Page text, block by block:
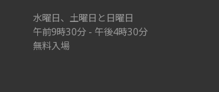
水曜日、土曜日と日曜日
午前9時30分 - 午後4時30分
無料入場